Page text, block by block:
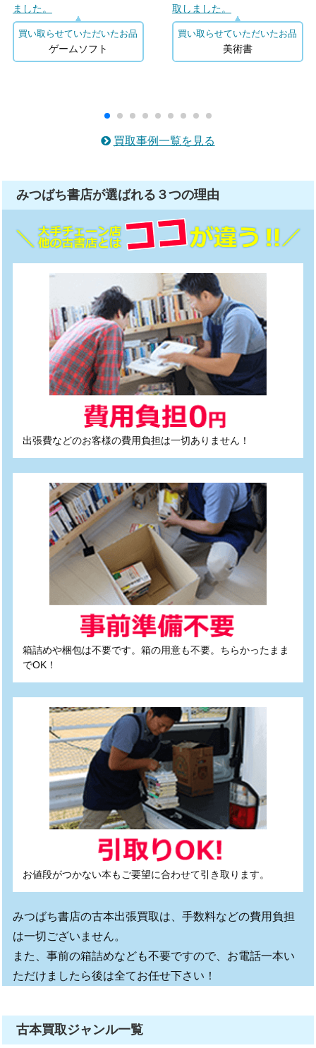
ました。
買い取らせていただいたお品
ゲームソフト
取しました。
買い取らせていただいたお品
美術書
買取事例一覧を見る
みつばち書店が選ばれる ３つの理由
出張費などのお客様の費用負担は一切ありません！
箱詰めや梱包は不要です。箱の用意も不要。ちらかったまま
でOK！
お値段がつかない本もご要望に合わせて引き取ります。
みつばち書店の古本出張買取は、手数料などの費用負担
は一切ございません。
また、事前の箱詰めなども不要ですので、お電話一本い
ただけましたら後は全てお任せ下さい！
古本買取ジャンル一覧